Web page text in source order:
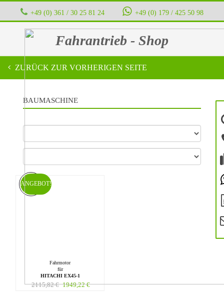
+49 (0) 361 / 30 25 81 24 ‭ ‭ ‭ ‭ +49 (0) 179 / 425 50 98
Fahrantrieb - Shop
ZURÜCK ZUR VORHERIGEN SEITE
BAUMASCHINE
Fahrmotor
für
HITACHI EX45-1
2115,82€ 1949,22€
ANGEBOT!